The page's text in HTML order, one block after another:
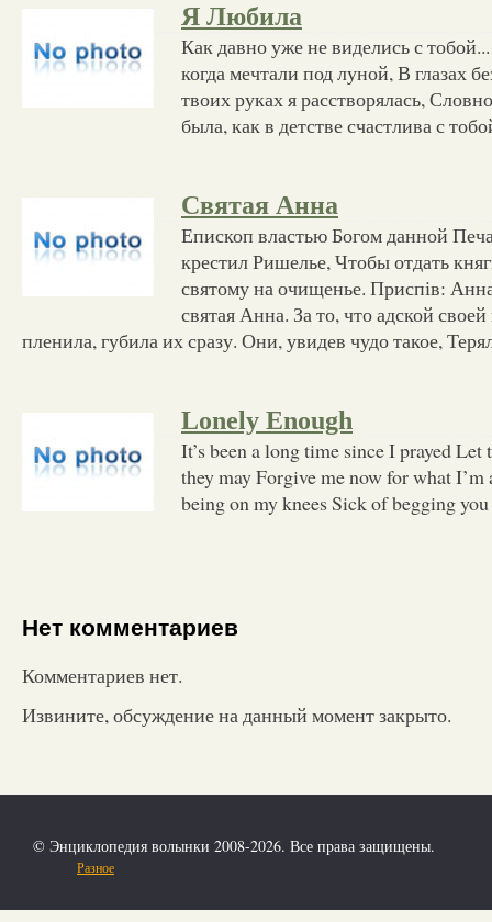
Я Любила
Как давно уже не виделись с
когда мечтали под луной, В глазах
твоих руках я расстворялась,
была, как в детстве счастлива с
Святая Анна
Епископ властью Богом данной
крестил Ришелье, Чтобы отдать
святому на очищенье. Приспів:
святая Анна. За то, что адской
пленила, губила их сразу. Они, увидев чудо такое,
Lonely Enough
It’s been a long time since I prayed
they may Forgive me now for what
being on my knees Sick of begging
Нет комментариев
Комментариев нет.
Извините, обсуждение на данный момент закрыто.
© Энциклопедия волынки 2008-2026. Все права защищены.
Разное